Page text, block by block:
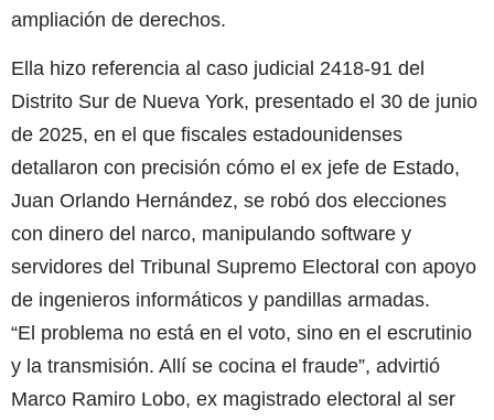
ampliación de derechos.
Ella hizo referencia al caso judicial 2418-91 del
Distrito Sur de Nueva York, presentado el 30 de junio
de 2025, en el que fiscales estadounidenses
detallaron con precisión cómo el ex jefe de Estado,
Juan Orlando Hernández, se robó dos elecciones
con dinero del narco, manipulando software y
servidores del Tribunal Supremo Electoral con apoyo
de ingenieros informáticos y pandillas armadas.
“El problema no está en el voto, sino en el escrutinio
y la transmisión. Allí se cocina el fraude”, advirtió
Marco Ramiro Lobo, ex magistrado electoral al ser